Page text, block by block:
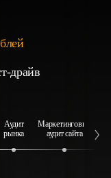
драйв
Аудит
рынка
Маркетинговый
аудит сайта